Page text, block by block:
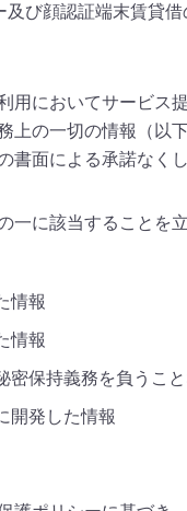
び顔認証端末賃貸
においてサービス
上の一切の情報（以
面による承諾なく
に該当することを
情報
情報
保持義務を負うこ
開発した情報